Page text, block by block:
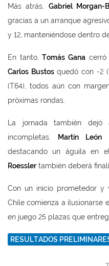
Más atrás, Gabriel Morgan-
gracias a un arranque
y 12, manteniéndose dentro
En tanto,Tomás Ganacerró
Carlos Bustosquedó con -2
(T64), todos aún con
próximas rondas.
La jornada también
incompletas.
Martín León
destacando un águila en
Roessler también deberá
Con un inicio prometedor y
Chile comienza a ilusionarse
en juego 25 plazas que
RESULTADOS